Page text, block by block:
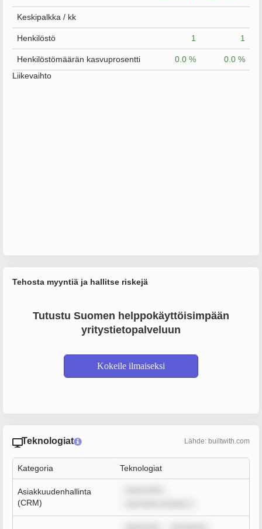
Keskipalkka / kk
Henkilöstö 1 1
Henkilöstömäärän kasvuprosentti 0.0 %
0.0 %
Liikevaihto
Tehosta myyntiä ja hallitse riskejä
Tutustu Suomen helppokäyttöisimpään
yritystietopalveluun
Kokeile ilmaiseksi
Teknologiat Lähde: builtwith.com
Kategoria Teknologiat
Asiakkuudenhallinta
(CRM)